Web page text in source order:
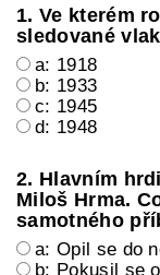
1. Ve kterém
sledované
a: 1918
b: 1933
c: 1945
d: 1948
2. Hlavním
Miloš Hrma.
samotného
a: Opil se do
b: Pokusil se